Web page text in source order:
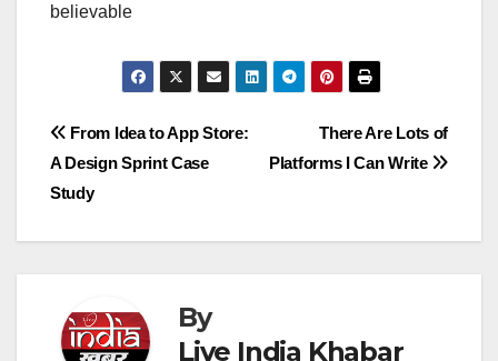
believable
Post
navigation
There Are Lots of
Platforms I Can Write
From Idea to App Store:
A Design Sprint Case
Study
By
Live India Khabar